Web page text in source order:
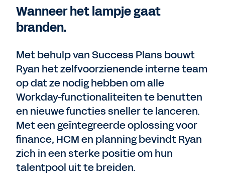
Wanneer het lampje gaat
branden.
Met behulp van Success Plans bouwt
Ryan het zelfvoorzienende interne team
op dat ze nodig hebben om alle
Workday-functionaliteiten te benutten
en nieuwe functies sneller te lanceren.
Met een geïntegreerde oplossing voor
finance, HCM en planning bevindt Ryan
zich in een sterke positie om hun
talentpool uit te breiden.